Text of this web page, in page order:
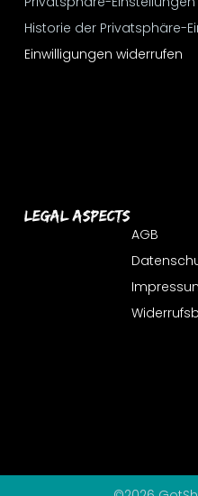
Historie der Privatsphäre-
Einwilligungen widerrufen
Legal Aspects
AGB